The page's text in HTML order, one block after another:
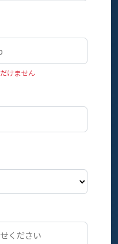
けません